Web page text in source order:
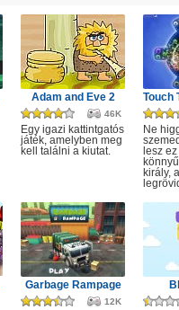
Adam and Eve 2
46K
Egy igazi kattintgatós
játék, amelyben meg
kell találni a kiutat.
Ne
lesz
király,
Garbage Rampage
12K